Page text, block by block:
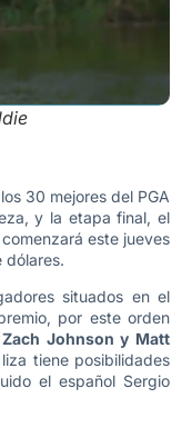
30 mejores del PGA
y la etapa final, el
comenzará este jueves
dólares.
situados en el
por este orden
Johnson y Matt
tiene posibilidades
el español Sergio